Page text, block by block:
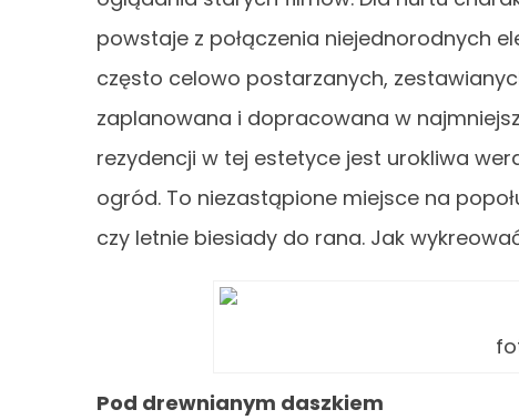
powstaje z połączenia niejednorodnych
często celowo postarzanych,
zaplanowana i dopracowana w
rezydencji w tej estetyce jest urokliwa
ogród. To niezastąpione miejsce na
czy letnie biesiady do rana. Jak
Pod drewnianym daszkiem